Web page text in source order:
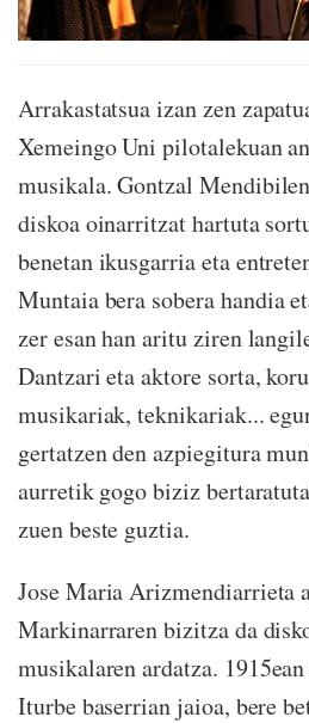
Arrakastatsua izan zen
Xemeingo Uni pilotalekuan
musikala. Gontzal
diskoa oinarritzat hartuta
benetan ikusgarria eta
Muntaia bera sobera handia
zer esan han aritu ziren
Dantzari eta aktore sorta,
musikariak, teknikariak...
gertatzen den azpiegitura
aurretik gogo biziz
zuen beste guztia.
Jose Maria Arizmendiarrieta
Markinarraren bizitza da
musikalaren ardatza.
Iturbe baserrian jaioa, bere